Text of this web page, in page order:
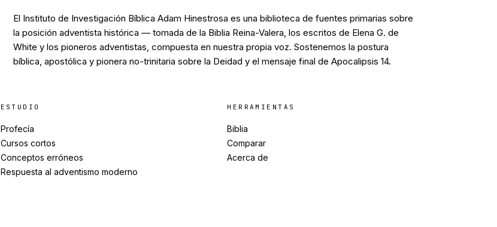
El Instituto de Investigación Bíblica Adam Hinestrosa es una biblioteca de fuentes primarias sobre
la posición adventista histórica — tomada de la Biblia Reina-Valera, los escritos de Elena G. de
White y los pioneros adventistas, compuesta en nuestra propia voz. Sostenemos la postura
bíblica, apostólica y pionera no-trinitaria sobre la Deidad y el mensaje final de Apocalipsis 14.
ESTUDIO
Profecía
Cursos cortos
Conceptos erróneos
Respuesta al adventismo moderno
HERRAMIENTAS
Biblia
Comparar
Acerca de